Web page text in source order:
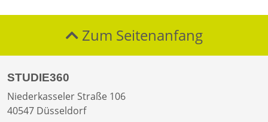
Zum Seitenanfang
STUDIE360
Niederkasseler Straße 106
40547 Düsseldorf